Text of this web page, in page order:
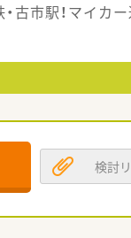
古市駅！マイカ
検討